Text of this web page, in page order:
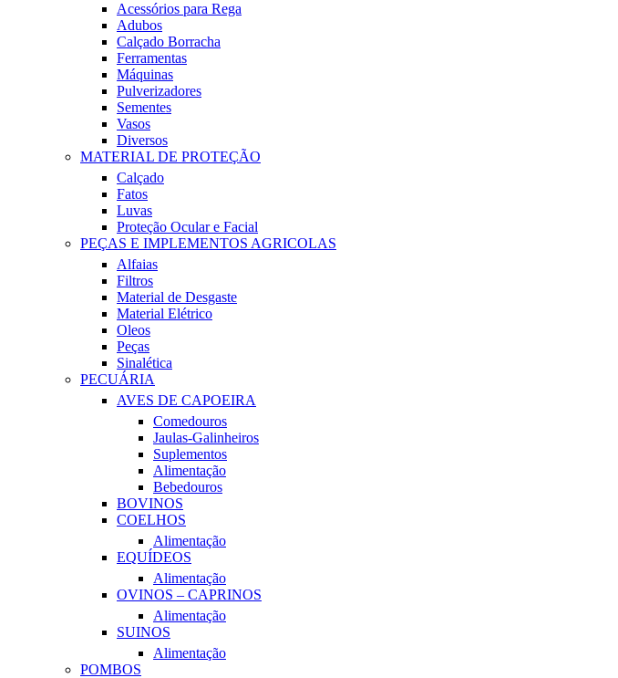
Acessórios para Rega
Adubos
Calçado Borracha
Ferramentas
Máquinas
Pulverizadores
Sementes
Vasos
Diversos
MATERIAL DE PROTEÇÃO
Calçado
Fatos
Luvas
Proteção Ocular e Facial
PEÇAS E IMPLEMENTOS AGRICOLAS
Alfaias
Filtros
Material de Desgaste
Material Elétrico
Oleos
Peças
Sinalética
PECUÁRIA
AVES DE CAPOEIRA
Comedouros
Jaulas-Galinheiros
Suplementos
Alimentação
Bebedouros
BOVINOS
COELHOS
Alimentação
EQUÍDEOS
Alimentação
OVINOS – CAPRINOS
Alimentação
SUINOS
Alimentação
POMBOS